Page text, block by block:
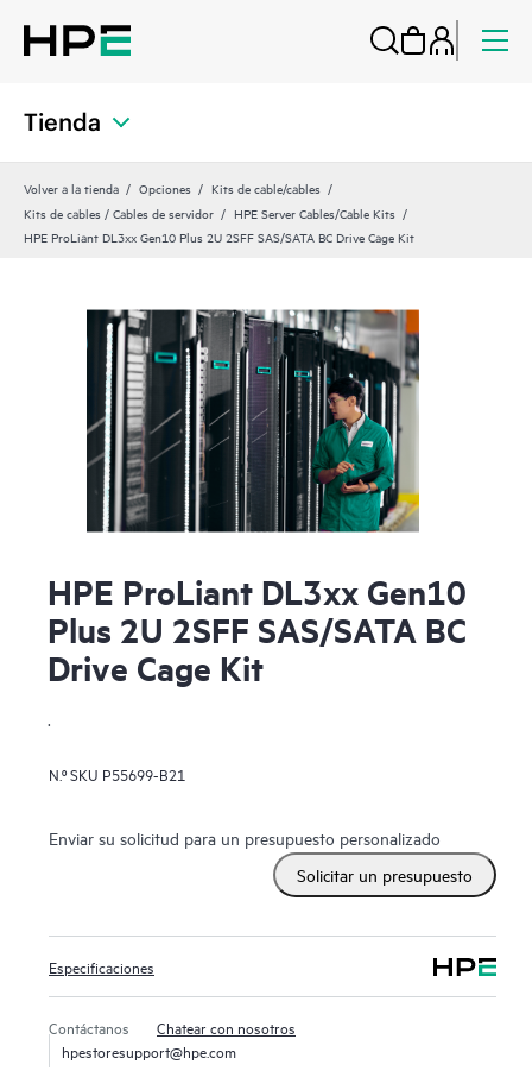
Tienda
Volver a la tienda Opciones
Kits de cable/cables
Kits de cables / Cables de servidor
HPE Server Cables/Cable Kits
HPE ProLiant DL3xx Gen10 Plus 2U 2SFF SAS/SATA BC Drive Cage Kit
HPE ProLiant DL3xx Gen10
Plus 2U 2SFF SAS/SATA BC
Drive Cage Kit
N.º SKU P55699-B21
Enviar su solicitud para un presupuesto personalizado
Solicitar un presupuesto
Especificaciones
Contáctanos
Chatear con nosotros
hpestoresupport@hpe.com